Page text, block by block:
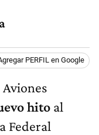
PERFIL en Google
hito al
Federal